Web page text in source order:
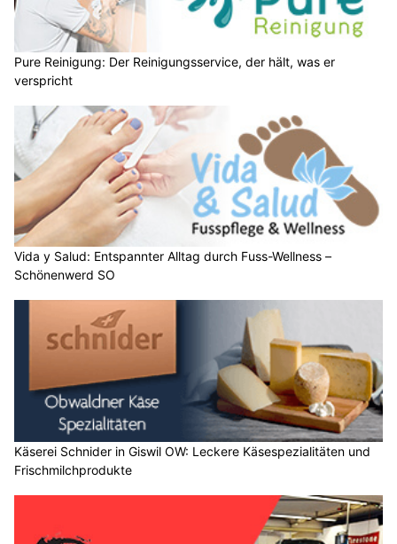
Pure Reinigung: Der Reinigungsservice, der hält, was er
verspricht
Vida y Salud: Entspannter Alltag durch Fuss-Wellness –
Schönenwerd SO
Käserei Schnider in Giswil OW: Leckere Käsespezialitäten und
Frischmilchprodukte